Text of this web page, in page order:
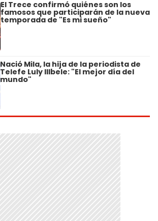
El Trece confirmó quiénes son los
famosos que participarán de la nueva
temporada de "Es mi sueño"
Nació Mila, la hija de la periodista de
Telefe Luly Illbele: "El mejor día del
mundo"